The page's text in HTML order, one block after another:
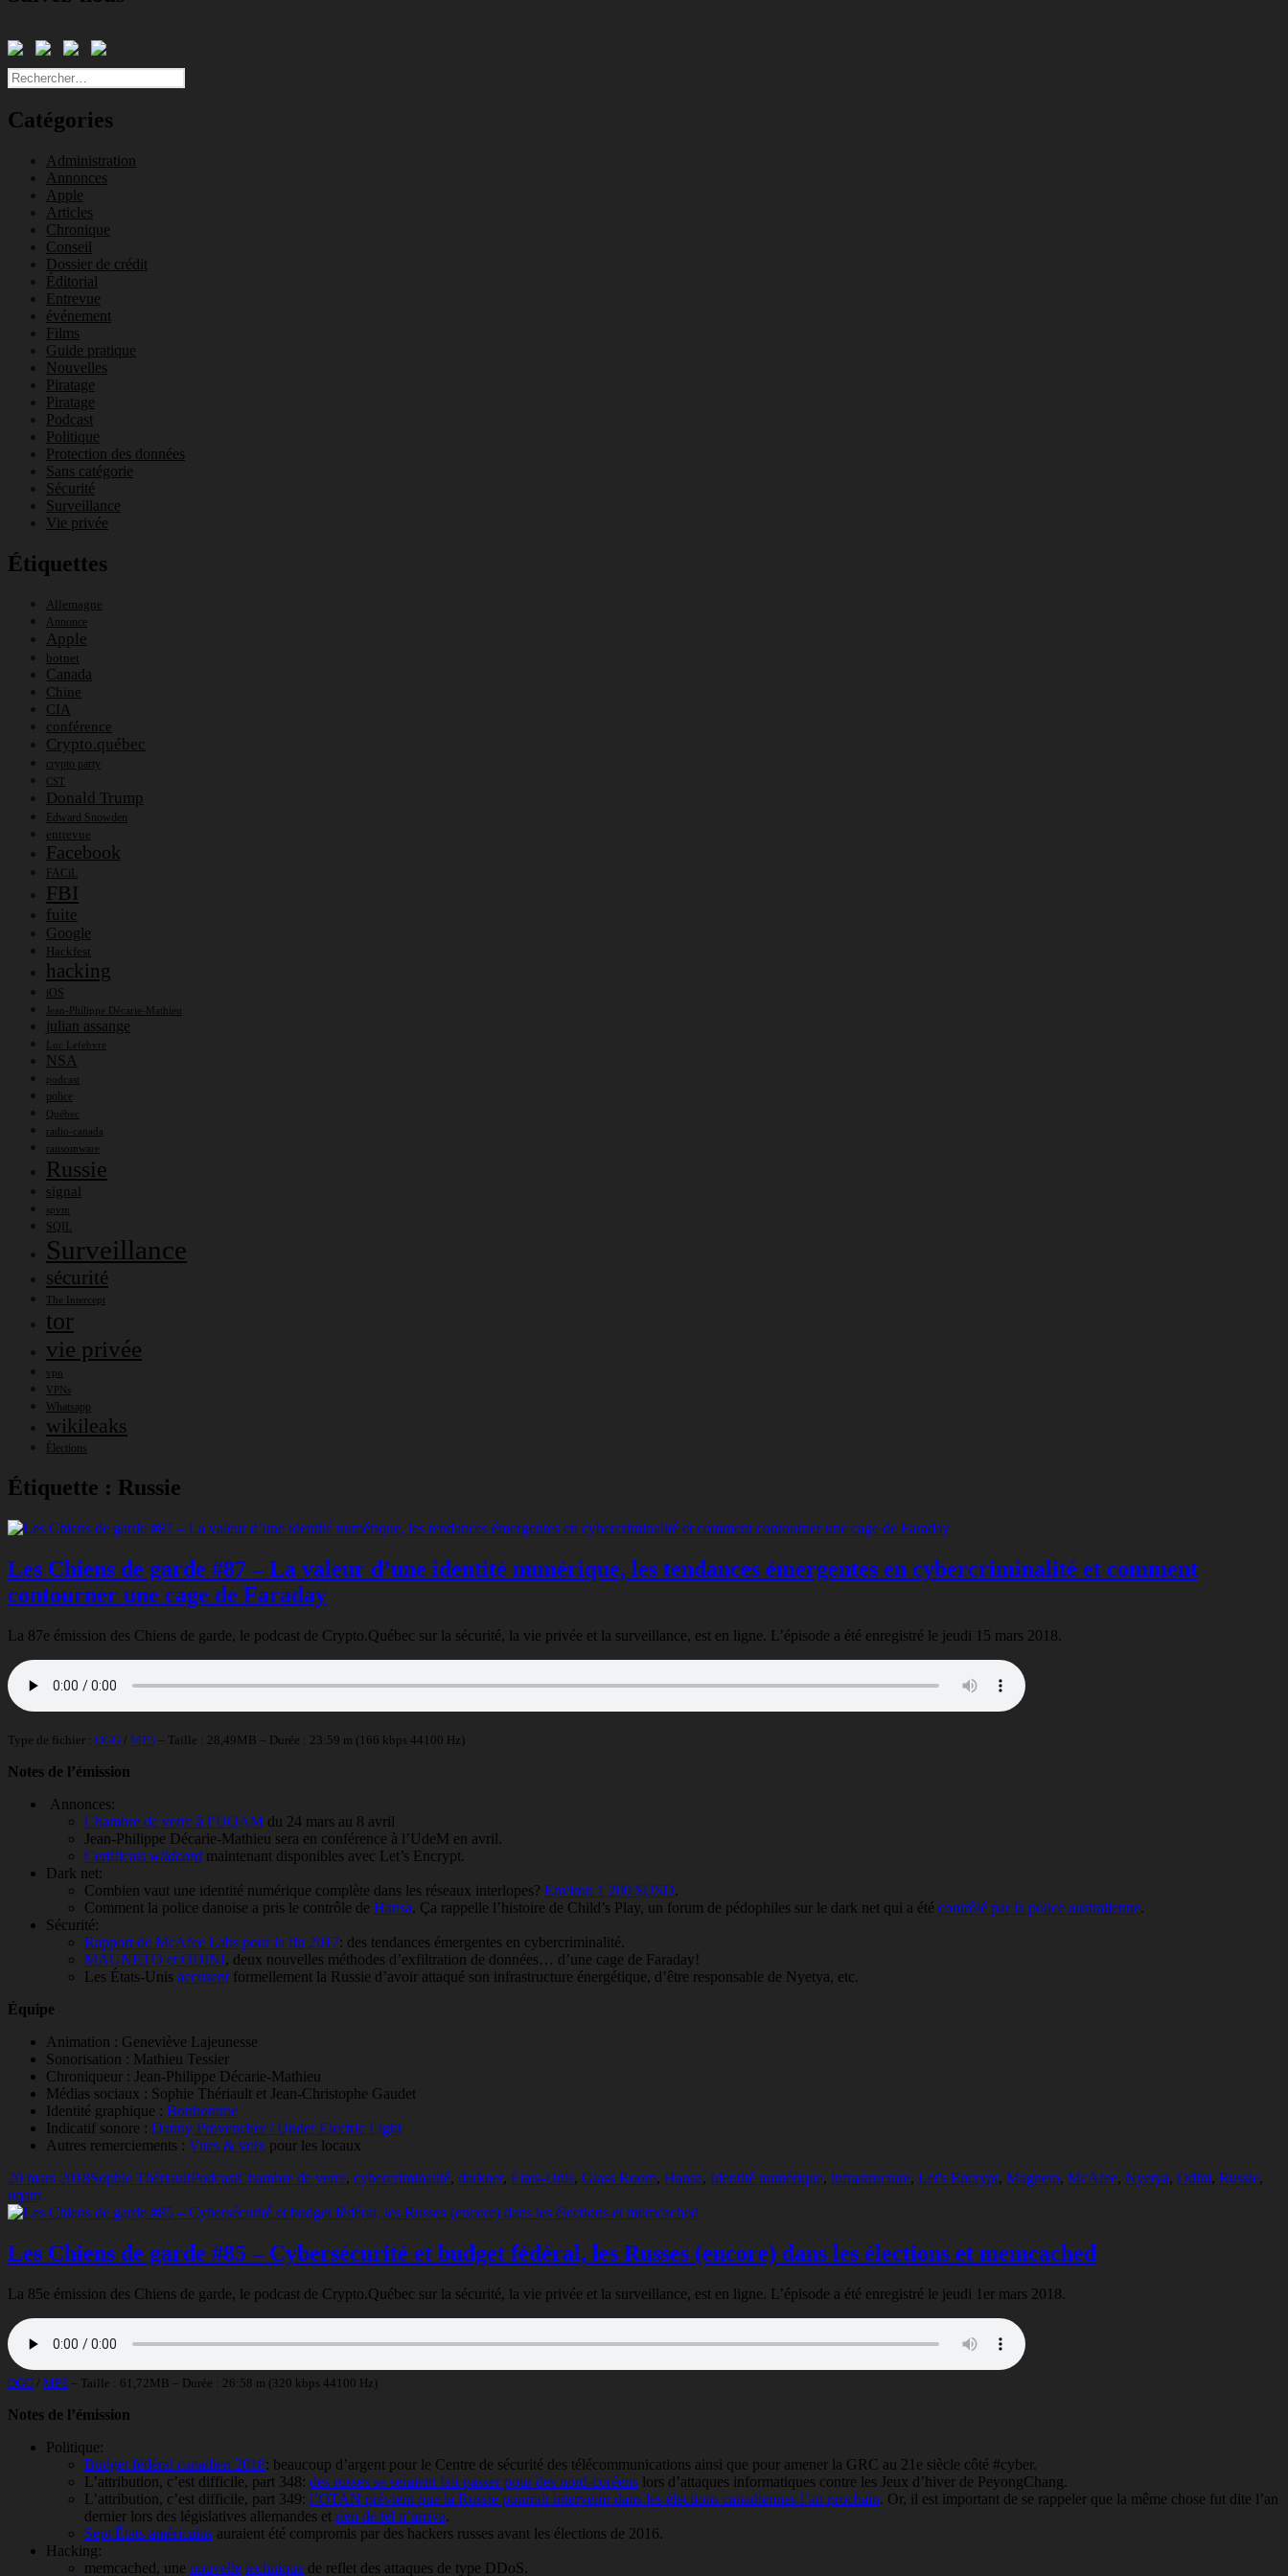
Rechercher :
Catégories
Administration
Annonces
Apple
Articles
Chronique
Conseil
Dossier de crédit
Éditorial
Entrevue
événement
Films
Guide pratique
Nouvelles
Piratage
Piratage
Podcast
Politique
Protection des données
Sans catégorie
Sécurité
Surveillance
Vie privée
Étiquettes
Allemagne
Annonce
Apple
botnet
Canada
Chine
CIA
conférence
Crypto.québec
crypto party
CST
Donald Trump
Edward Snowden
entrevue
Facebook
FACiL
FBI
fuite
Google
Hackfest
hacking
iOS
Jean-Philippe Décarie-Mathieu
julian assange
Luc Lefebvre
NSA
podcast
police
Québec
radio-canada
ransomware
Russie
signal
spvm
SQIL
Surveillance
sécurité
The Intercept
tor
vie privée
vpn
VPNs
Whatsapp
wikileaks
Élections
Étiquette : Russie
Les Chiens de garde #87 – La valeur d’une identité numérique, les tendances émergentes en cybercriminalité et comment
contourner une cage de Faraday
La 87e émission des Chiens de garde, le podcast de Crypto.Québec sur la sécurité, la vie privée et la surveillance, est en ligne. L’épisode a été enregistré le jeudi 15 mars 2018.
Type de fichier : OGG MP3 – Taille : 28,49MB – Durée : 23:59 m (166 kbps 44100 Hz)
Notes de l’émission
Annonces:
Chambre de verre à l’UQAM du 24 mars au 8 avril
Jean-Philippe Décarie-Mathieu sera en conférence à l’UdeM en avril.
Certificats wildcard maintenant disponibles avec Let’s Encrypt.
Dark net:
Combien vaut une identité numérique complète dans les réseaux interlopes? Environ 1 200 $USD.
Comment la police danoise a pris le contrôle de Hansa. Ça rappelle l’histoire de Child’s Play, un forum de pédophiles sur le dark net qui a été contrôlé par la police australienne.
Sécurité:
Rapport de McAfee Labs pour la fin 2017: des tendances émergentes en cybercriminalité.
MAGNETO et ODINI, deux nouvelles méthodes d’exfiltration de données… d’une cage de Faraday!
Les États-Unis accusent formellement la Russie d’avoir attaqué son infrastructure énergétique, d’être responsable de Nyetya, etc.
Équipe
Animation : Geneviève Lajeunesse
Sonorisation : Mathieu Tessier
Chroniqueur : Jean-Philippe Décarie-Mathieu
Médias sociaux : Sophie Thériault et Jean-Christophe Gaudet
Identité graphique : Bonhomme
Indicatif sonore : Danny Provencher / Under Electric Light
Autres remerciements : Vues & voix pour les locaux
Publié
le
20 mars 2018Auteur
Sophie ThériaultCatégories
PodcastMots-
Chambre de verre, cybercriminalité, darknet, États-Unis, Glass Room, Hansa, Identité numérique, infrastructure, Let's Encrypt, Magneto, McAfee, Nyetya, Odini, Russie,
uqam
Les Chiens de garde #85 – Cybersécurité et budget fédéral, les Russes (encore) dans les élections et memcached
La 85e émission des Chiens de garde, le podcast de Crypto.Québec sur la sécurité, la vie privée et la surveillance, est en ligne. L’épisode a été enregistré le jeudi 1er mars 2018.
OGG MP3 – Taille : 61,72MB – Durée : 26:58 m (320 kbps 44100 Hz)
Notes de l’émission
Politique:
Budget fédéral canadien 2018: beaucoup d’argent pour le Centre de sécurité des télécommunications ainsi que pour amener la GRC au 21e siècle côté #cyber.
L’attribution, c’est difficile, part 348: des russes se seraient fait passer pour des nord-coréens lors d’attaques informatiques contre les Jeux d’hiver de PeyongChang.
L’attribution, c’est difficile, part 349: l’OTAN prévient que la Russie pourrait intervenir dans les élections canadiennes l’an prochain. Or, il est important de se rappeler que la même chose fut dite l’an
dernier lors des législatives allemandes et rien de tel n’arriva.
Sept États américains auraient été compromis par des hackers russes avant les élections de 2016.
Hacking:
memcached, une nouvelle technique de reflet des attaques de type DDoS.